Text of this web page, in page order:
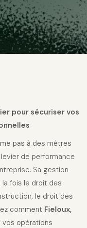
pour sécuriser vos
pas à des mètres
de performance
Sa gestion
fois le droit des
le droit des
comment Fieloux,
vos opérations